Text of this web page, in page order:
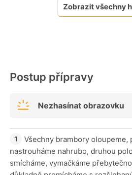
Zobrazit všechny
Postup přípravy
Nezhasínat obrazovku
Všechny brambory oloupeme,
nastrouháme nahrubo, druhou
smícháme, vymačkáme